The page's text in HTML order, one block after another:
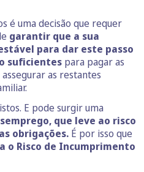
é uma decisão que requer
garantir que a sua
para dar este passo
suficientes para pagar as
as restantes
E pode surgir uma
que leve ao risco
obrigações. É por isso que
o Risco de Incumprimento